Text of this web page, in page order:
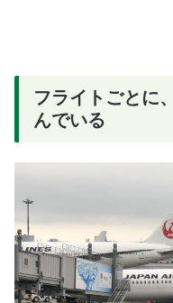
フライトごとに
んでいる